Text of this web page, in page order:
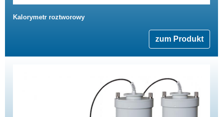
Kalorymetr roztworowy
zum Produkt